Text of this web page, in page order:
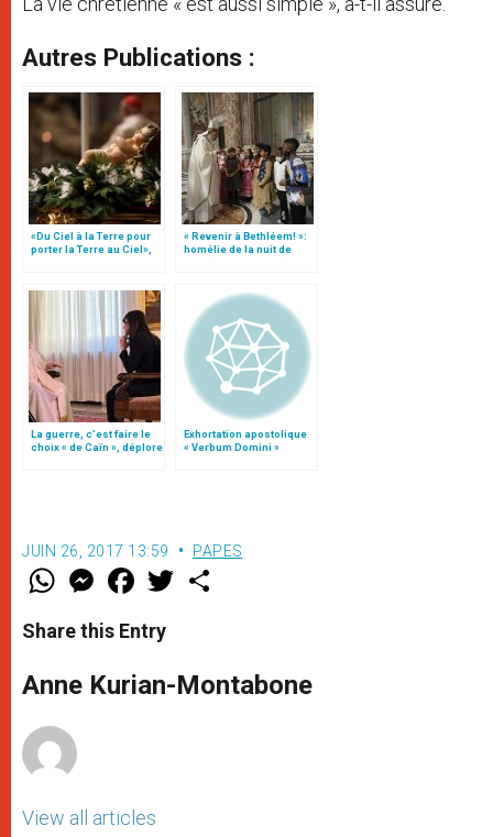
Autres Publications :
«Du Ciel à la Terre pour
porter la Terre au Ciel»,
« Revenir à Bethléem! »:
homélie de la nuit de
Noël (texte complet)
La guerre, c’est faire le
choix « de Caïn », déplore
Exhortation apostolique
« Verbum Domini »
JUIN 26, 2017 13:59 PAPES
W
t
s
p
p
M
e
s
e
g
e
F
a
e
b
o
k
w
r
Share this Entry
Anne Kurian-Montabone
View all articles